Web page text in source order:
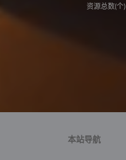
资源总数(个)
本站导航